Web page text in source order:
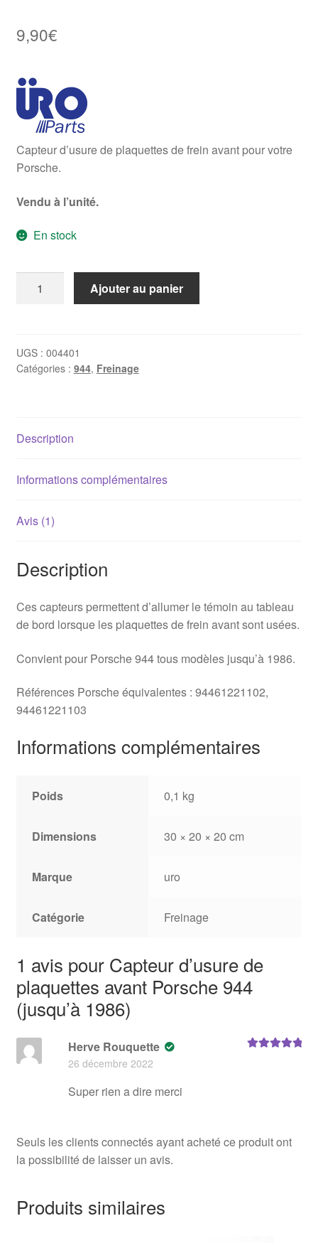
notation
9,90€
Capteur d’usure de plaquettes de frein avant pour votre
Porsche.
Vendu à l’unité.
En stock
de
plaquettes
(jusqu'à
Ajouter au panier
UGS : 004401
Catégories : 944, Freinage
Description
Informations complémentaires
Avis (1)
Description
Ces capteurs permettent d’allumer le témoin au tableau
de bord lorsque les plaquettes de frein avant sont usées.
Convient pour Porsche 944 tous modèles jusqu’à 1986.
Références Porsche équivalentes : 94461221102,
94461221103
Informations complémentaires
Poids 0,1 kg
Dimensions 30 × 20 × 20 cm
Marque uro
Catégorie Freinage
1 avis pour Capteur d’usure de
plaquettes avant Porsche 944
(jusqu’à 1986)
Herve Rouquette
26 décembre 2022
Super rien a dire merci
Seuls les clients connectés ayant acheté ce produit ont
la possibilité de laisser un avis.
Produits similaires